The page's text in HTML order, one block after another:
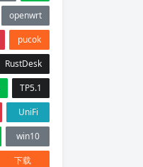
openwrt
pucok
RustDesk
TP5.1
UniFi
win10
下载